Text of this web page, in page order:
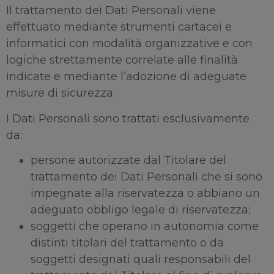
Il trattamento dei Dati Personali viene
effettuato mediante strumenti cartacei e
informatici con modalità organizzative e con
logiche strettamente correlate alle finalità
indicate e mediante l’adozione di adeguate
misure di sicurezza.
I Dati Personali sono trattati esclusivamente
da:
persone autorizzate dal Titolare del
trattamento dei Dati Personali che si sono
impegnate alla riservatezza o abbiano un
adeguato obbligo legale di riservatezza;
soggetti che operano in autonomia come
distinti titolari del trattamento o da
soggetti designati quali responsabili del